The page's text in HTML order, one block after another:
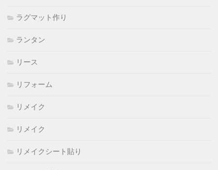
ラグマット作り
ランタン
リース
リフォーム
リメイク
リメイク
リメイクシート貼り